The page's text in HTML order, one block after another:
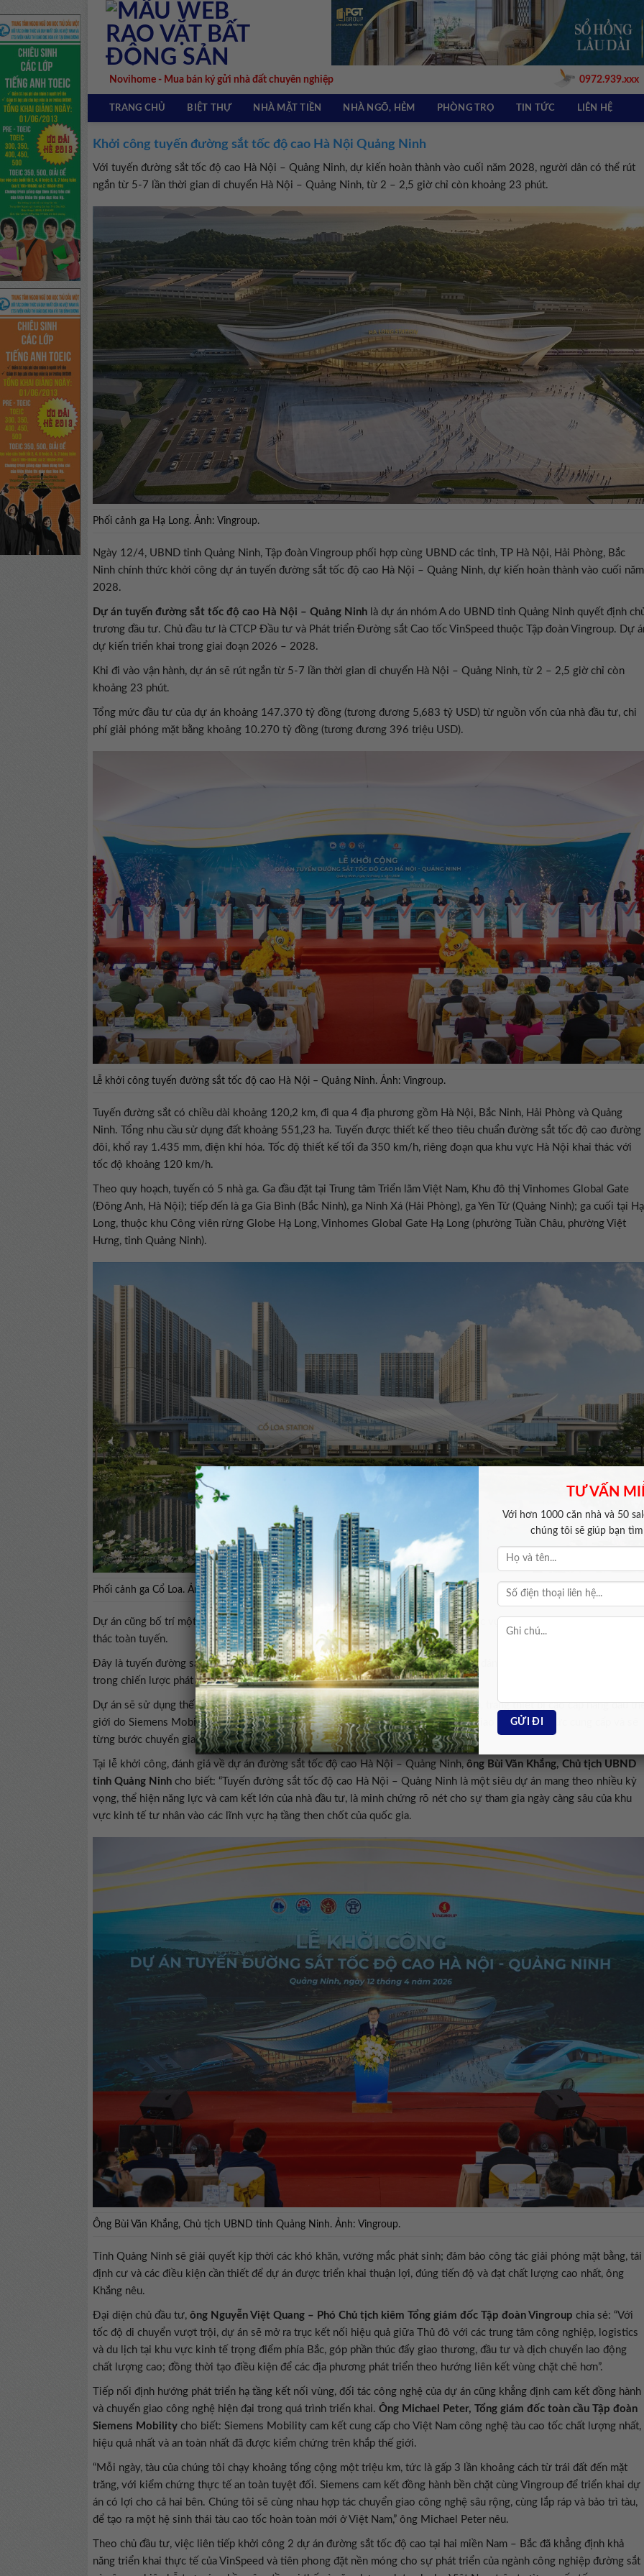
TƯ VẤN
Với hơn 1000 căn nhà và 50
chúng tôi sẽ giúp bạn
Skip
content
Novihome - Mua bán ký gửi nhà đất chuyên nghiệp 0972.939.xxx
TRANG CHỦ BIỆT THỰ NHÀ MẶT TIỀN NHÀ NGÕ, HẺM PHÒNG TRỌ TIN TỨC LIÊN HỆ
Khởi công tuyến đường sắt tốc độ cao Hà Nội Quảng Ninh
Với tuyến đường sắt tốc độ cao Hà Nội – Quảng Ninh, dự kiến hoàn thành vào cuối năm 2028, người dân có thể rút
ngắn từ 5-7 lần thời gian di chuyển Hà Nội – Quảng Ninh, từ 2 – 2,5 giờ chỉ còn khoảng 23 phút.
Phối cảnh ga Hạ Long. Ảnh: Vingroup.
Ngày 12/4, UBND tỉnh Quảng Ninh, Tập đoàn Vingroup phối hợp cùng UBND các tỉnh, TP Hà Nội, Hải Phòng, Bắc
Ninh chính thức khởi công dự án tuyến đường sắt tốc độ cao Hà Nội – Quảng Ninh, dự kiến hoàn thành vào cuối năm
2028.
Dự án tuyến đường sắt tốc độ cao Hà Nội – Quảng Ninh là dự án nhóm A do UBND tỉnh Quảng Ninh quyết định
trương đầu tư. Chủ đầu tư là CTCP Đầu tư và Phát triển Đường sắt Cao tốc VinSpeed thuộc Tập đoàn Vingroup. Dự
dự kiến triển khai trong giai đoạn 2026 – 2028.
Khi đi vào vận hành, dự án sẽ rút ngắn từ 5-7 lần thời gian di chuyển Hà Nội – Quảng Ninh, từ 2 – 2,5 giờ chỉ còn
khoảng 23 phút.
Tổng mức đầu tư của dự án khoảng 147.370 tỷ đồng (tương đương 5,683 tỷ USD) từ nguồn vốn của nhà đầu tư, chi
phí giải phóng mặt bằng khoảng 10.270 tỷ đồng (tương đương 396 triệu USD).
Lễ khởi công tuyến đường sắt tốc độ cao Hà Nội – Quảng Ninh. Ảnh: Vingroup.
Tuyến đường sắt có chiều dài khoảng 120,2 km, đi qua 4 địa phương gồm Hà Nội, Bắc Ninh, Hải Phòng và Quảng
Ninh. Tổng nhu cầu sử dụng đất khoảng 551,23 ha. Tuyến được thiết kế theo tiêu chuẩn đường sắt tốc độ cao đường
đôi, khổ ray 1.435 mm, điện khí hóa. Tốc độ thiết kế tối đa 350 km/h, riêng đoạn qua khu vực Hà Nội khai thác với
tốc độ khoảng 120 km/h.
Theo quy hoạch, tuyến có 5 nhà ga. Ga đầu đặt tại Trung tâm Triển lãm Việt Nam, Khu đô thị Vinhomes Global Gate
(Đông Anh, Hà Nội); tiếp đến là ga Gia Bình (Bắc Ninh), ga Ninh Xá (Hải Phòng), ga Yên Tử (Quảng Ninh); ga cuối tại Hạ
Long, thuộc khu Công viên rừng Globe Hạ Long, Vinhomes Global Gate Hạ Long (phường Tuần Châu, phường Việt
Hưng, tỉnh Quảng Ninh).
Phối cảnh ga Cổ Loa. Ảnh: Vingroup.
Dự án cũng bố trí một khu kỹ thuật phục vụ vận hành tàu đặt tại ga Hạ Long để phục vụ vận hành, bảo dưỡng và khai
thác toàn tuyến.
Đây là tuyến đường sắt tốc độ cao liên vùng đầu tiên được triển khai tại Việt Nam, đánh dấu bước ngoặt quan trọng
trong chiến lược phát triển hạ tầng giao thông quốc gia.
Dự án sẽ sử dụng thế hệ tàu cao tốc hiện đại nhất cùng hệ thống thông tin, tín hiệu, trang thiết bị cao cấp hàng đầu
giới do Siemens Mobility – công ty chuyên về lĩnh vực quản lý vận tải và hạ tầng giao thông của Đức cung cấp và sẽ
từng bước chuyển giao công nghệ cho VinSpeed trong quá trình vận hành.
Tại lễ khởi công, đánh giá về dự án đường sắt tốc độ cao Hà Nội – Quảng Ninh, ông Bùi Văn Khắng, Chủ tịch UBND
tỉnh Quảng Ninh cho biết: “Tuyến đường sắt tốc độ cao Hà Nội – Quảng Ninh là một siêu dự án mang theo nhiều kỳ
vọng, thể hiện năng lực và cam kết lớn của nhà đầu tư, là minh chứng rõ nét cho sự tham gia ngày càng sâu của khu
vực kinh tế tư nhân vào các lĩnh vực hạ tầng then chốt của quốc gia.
Ông Bùi Văn Khắng, Chủ tịch UBND tỉnh Quảng Ninh. Ảnh: Vingroup.
Tỉnh Quảng Ninh sẽ giải quyết kịp thời các khó khăn, vướng mắc phát sinh; đảm bảo công tác giải phóng mặt bằng, tái
định cư và các điều kiện cần thiết để dự án được triển khai thuận lợi, đúng tiến độ và đạt chất lượng cao nhất, ông
Khắng nêu.
Đại diện chủ đầu tư, ông Nguyễn Việt Quang – Phó Chủ tịch kiêm Tổng giám đốc Tập đoàn Vingroup chia sẻ: “Với
tốc độ di chuyển vượt trội, dự án sẽ mở ra trục kết nối hiệu quả giữa Thủ đô với các trung tâm công nghiệp, logistics
và du lịch tại khu vực kinh tế trọng điểm phía Bắc, góp phần thúc đẩy giao thương, đầu tư và dịch chuyển lao động
chất lượng cao; đồng thời tạo điều kiện để các địa phương phát triển theo hướng liên kết vùng chặt chẽ hơn”.
Tiếp nối định hướng phát triển hạ tầng kết nối vùng, đối tác công nghệ của dự án cũng khẳng định cam kết đồng hành
và chuyển giao công nghệ hiện đại trong quá trình triển khai. Ông Michael Peter, Tổng giám đốc toàn cầu Tập đoàn
Siemens Mobility cho biết: Siemens Mobility cam kết cung cấp cho Việt Nam công nghệ tàu cao tốc chất lượng nhất,
hiệu quả nhất và an toàn nhất đã được kiểm chứng trên khắp thế giới.
“Mỗi ngày, tàu của chúng tôi chạy khoảng tổng cộng một triệu km, tức là gấp 3 lần khoảng cách từ trái đất đến mặt
trăng, với kiểm chứng thực tế an toàn tuyệt đối. Siemens cam kết đồng hành bền chặt cùng Vingroup để triển khai dự
án có lợi cho cả hai bên. Chúng tôi sẽ cùng nhau hợp tác chuyển giao công nghệ sâu rộng, cùng lắp ráp và bảo trì tàu,
để tạo ra một hệ sinh thái tàu cao tốc hoàn toàn mới ở Việt Nam,” ông Michael Peter nêu.
Theo chủ đầu tư, việc liên tiếp khởi công 2 dự án đường sắt tốc độ cao tại hai miền Nam – Bắc đã khẳng định khả
năng triển khai thực tế của VinSpeed và tiên phong đặt nền móng cho sự phát triển của ngành công nghiệp đường sắt